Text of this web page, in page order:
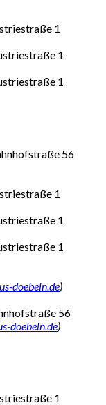
1
1
1
56
1
1
1
doebeln.de)
56
doebeln.de)
1